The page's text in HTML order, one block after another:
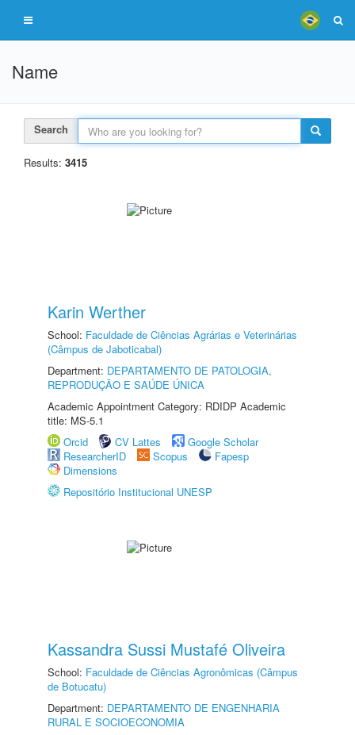
Name
Search
Results: 3415
Karin Werther
School: Faculdade de Ciências Agrárias e Veterinárias
(Câmpus de Jaboticabal)
Department: DEPARTAMENTO DE PATOLOGIA,
REPRODUÇÃO E SAÚDE ÚNICA
Academic Appointment Category: RDIDP Academic
title: MS-5.1
Orcid
CV Lattes
Google Scholar
ResearcherID
Scopus
Fapesp
Dimensions
Repositório Institucional UNESP
Kassandra Sussi Mustafé Oliveira
School: Faculdade de Ciências Agronômicas (Câmpus
de Botucatu)
Department: DEPARTAMENTO DE ENGENHARIA
RURAL E SOCIOECONOMIA